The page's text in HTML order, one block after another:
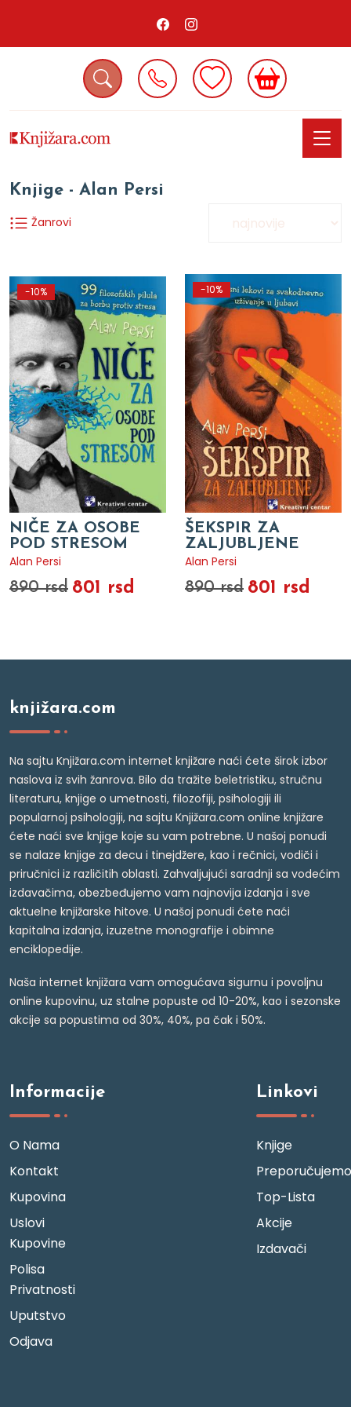
Knjige - Alan Persi
Žanrovi
-10%
NIČE ZA OSOBE
POD STRESOM
Alan Persi
890 rsd 801 rsd
-10%
ŠEKSPIR ZA
ZALJUBLJENE
Alan Persi
890 rsd 801 rsd
knjižara.com
Na sajtu Knjižara.com internet knjižare naći ćete širok izbor
naslova iz svih žanrova. Bilo da tražite beletristiku, stručnu
literaturu, knjige o umetnosti, filozofiji, psihologiji ili
popularnoj psihologiji, na sajtu Knjižara.com online knjižare
ćete naći sve knjige koje su vam potrebne. U našoj ponudi
se nalaze knjige za decu i tinejdžere, kao i rečnici, vodiči i
priručnici iz različitih oblasti. Zahvaljujući saradnji sa vodećim
izdavačima, obezbeđujemo vam najnovija izdanja i sve
aktuelne knjižarske hitove. U našoj ponudi ćete naći
kapitalna izdanja, izuzetne monografije i obimne
enciklopedije.
Naša internet knjižara vam omogućava sigurnu i povoljnu
online kupovinu, uz stalne popuste od 10-20%, kao i sezonske
akcije sa popustima od 30%, 40%, pa čak i 50%.
Informacije
O Nama
Kontakt
Kupovina
Uslovi
Kupovine
Polisa
Privatnosti
Uputstvo
Odjava
Linkovi
Knjige
Preporučujemo
Top-Lista
Akcije
Izdavači